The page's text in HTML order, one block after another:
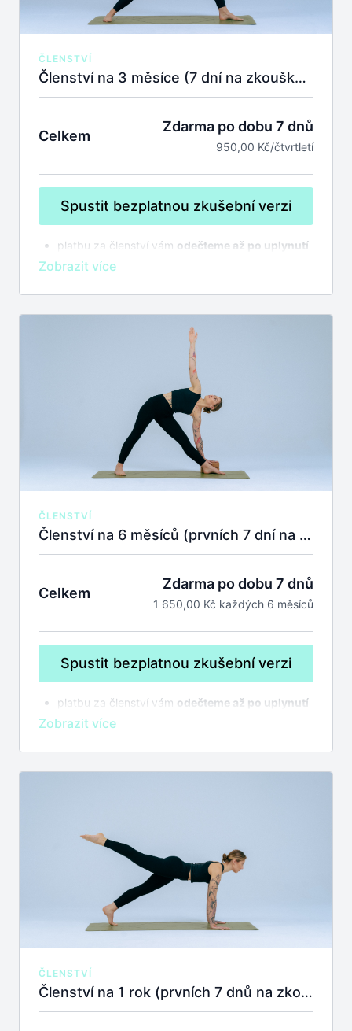
ČLENSTVÍ
Členství na 3 měsíce (7 dní na zkoušku zdarma)
Celkem
Zdarma po dobu 7 dnů
950,00 Kč/čtvrtletí
Spustit bezplatnou zkušební verzi
platbu za členství vám odečteme až po uplynutí
7 dnů na zkoušku
členství se automaticky prodlužuje,zrušit
ČLENSTVÍ
Členství na 6 měsíců (prvních 7 dní na zkoušku zdarma).
Celkem
Zdarma po dobu 7 dnů
1 650,00 Kč každých 6 měsíců
Spustit bezplatnou zkušební verzi
platbu za členství vám odečteme až po uplynutí
7 dnů na zkoušku
členství se automaticky prodlužuje,zrušit
ČLENSTVÍ
Členství na 1 rok (prvních 7 dnů na zkoušku zdarma)